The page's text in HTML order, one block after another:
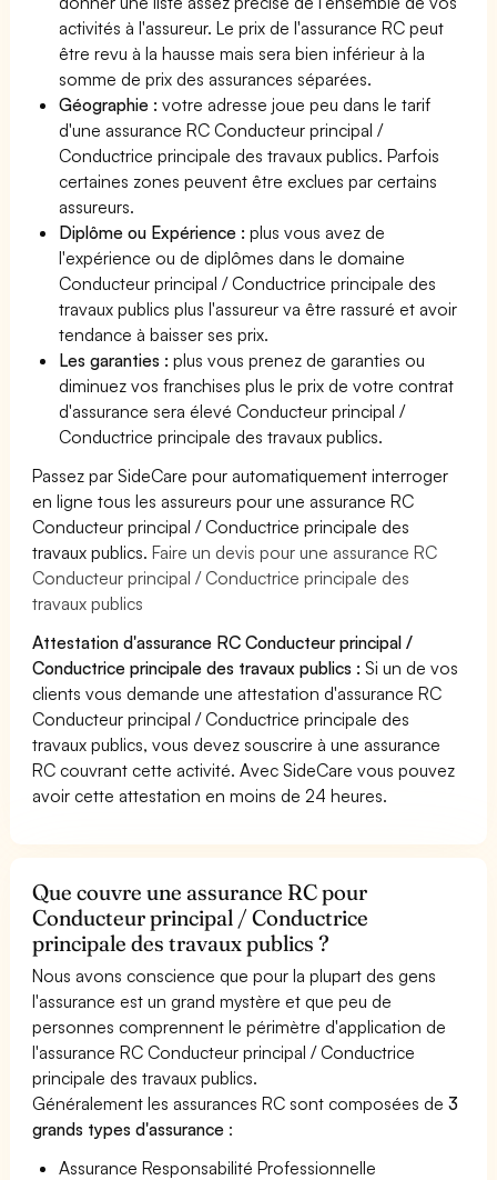
activités à l'assureur. Le prix de l'assurance RC peut
être revu à la hausse mais sera bien inférieur à la
somme de prix des assurances séparées.
Géographie :votre adresse joue peu dans le tarif
d'une assurance RC Conducteur principal /
Conductrice principale des travaux publics. Parfois
certaines zones peuvent être exclues par certains
assureurs.
Diplôme ou Expérience :plus vous avez de
l'expérience ou de diplômes dans le domaine
Conducteur principal / Conductrice principale des
travaux publics plus l'assureur va être rassuré et avoir
tendance à baisser ses prix.
Les garanties :plus vous prenez de garanties ou
diminuez vos franchises plus le prix de votre contrat
d'assurance sera élevé Conducteur principal /
Conductrice principale des travaux publics.
Passez par SideCare pour automatiquement interroger
en ligne tous les assureurs pour une assurance RC
Conducteur principal / Conductrice principale des
travaux publics.Faire un devis pour une assurance RC
Conducteur principal / Conductrice principale des
travaux publics
Attestation d'assurance RC Conducteur principal /
Conductrice principale des travaux publics : Si un de vos
clients vous demande une attestation d'assurance RC
Conducteur principal / Conductrice principale des
travaux publics, vous devez souscrire à une assurance
RC couvrant cette activité. Avec SideCare vous pouvez
avoir cette attestation en moins de 24 heures.
Que couvre une assurance RC pour
Conducteur principal / Conductrice
principale des travaux publics ?
Nous avons conscience que pour la plupart des gens
l'assurance est un grand mystère et que peu de
personnes comprennent le périmètre d'application de
l'assurance RC Conducteur principal / Conductrice
principale des travaux publics.
Généralement les assurances RC sont composées de3
grands types d'assurance :
Assurance Responsabilité Professionnelle